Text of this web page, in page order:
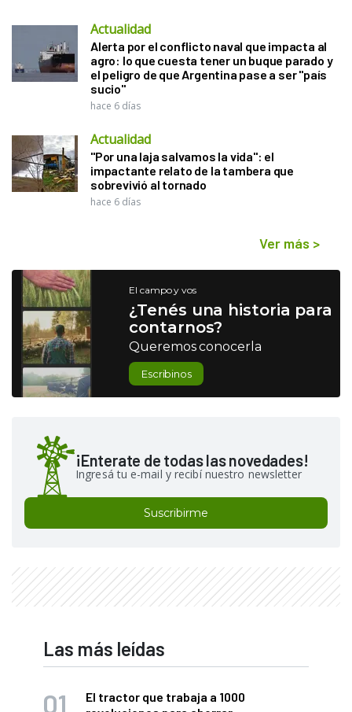
Actualidad
Alerta por el conflicto naval que impacta al
agro: lo que cuesta tener un buque parado y
el peligro de que Argentina pase a ser "país
sucio"
hace 6 días
Actualidad
"Por una laja salvamos la vida": el
impactante relato de la tambera que
sobrevivió al tornado
hace 6 días
Ver más >
El campo y vos
¿Tenés una historia para
contarnos?
Queremos conocerla
Escribinos
¡Enterate de todas las novedades!
Ingresá tu e-mail y recibí nuestro newsletter
Suscribirme
Las más leídas
El tractor que trabaja a 1000